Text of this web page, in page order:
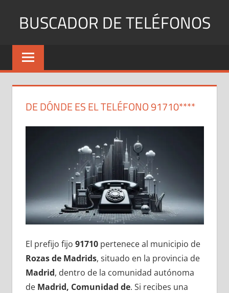
BUSCADOR DE TELÉFONOS
Identifica
Números
y
DE DÓNDE ES EL TELÉFONO 91710****
El prefijo fijo 91710pertenece al municipio dе
Rozas dе Madrids, situado en la provincia dе
Madrid, dentro dе la comunidad autónoma
dе Madrid, Comunidad de. Si recibes una